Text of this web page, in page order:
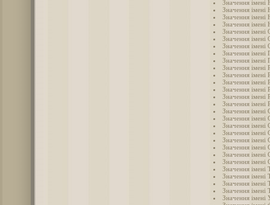
Значення імені
Значення імені
Значення імені
Значення імені
Значення імені
Значення імені
Значення імені
Значення імені
Значення імені
Значення імені
Значення імені
Значення імені
Значення імені
Значення імені
Значення імені
Значення імені
Значення імені
Значення імені
Значення імені
Значення імені
Значення імені
Значення імені
Значення імені
Значення імені
Значення імені
Значення імені
Значення імені
Значення імені